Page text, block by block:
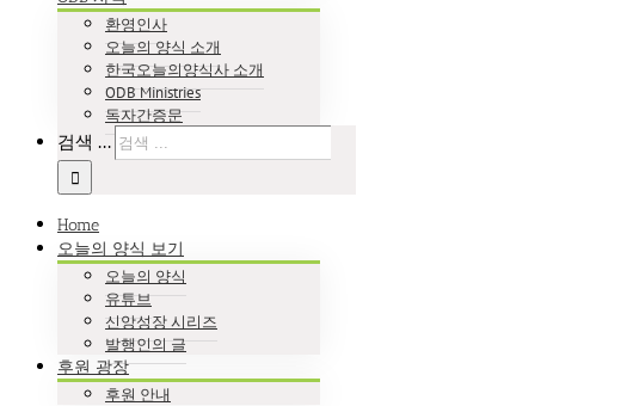
환영인사
오늘의 양식 소개
한국오늘의양식사 소개
ODB Ministries
독자간증문
검색 ...
Home
오늘의 양식 보기
오늘의 양식
유튜브
신앙성장 시리즈
발행인의 글
후원 광장
후원 안내